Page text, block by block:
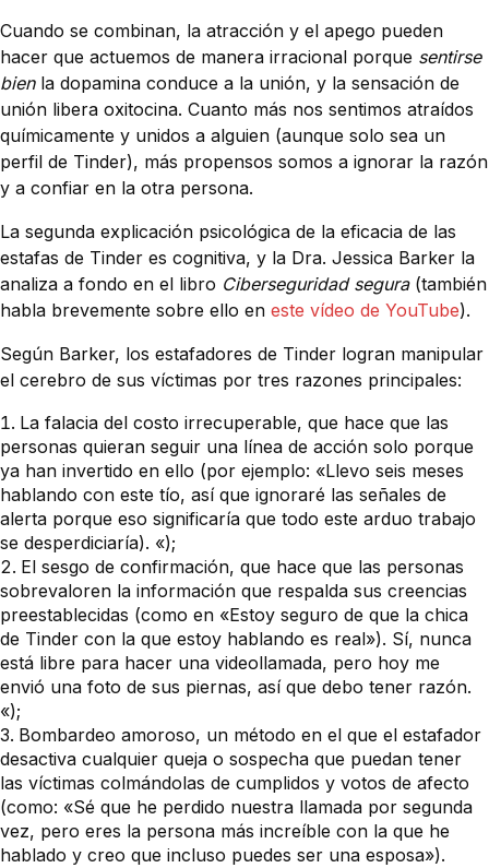
Cuando se combinan, la atracción y el apego pueden
hacer que actuemos de manera irracional porque sentirse
bienla dopamina conduce a la unión, y la sensación de
unión libera oxitocina. Cuanto más nos sentimos atraídos
químicamente y unidos a alguien (aunque solo sea un
perfil de Tinder), más propensos somos a ignorar la razón
y a confiar en la otra persona.
La segunda explicación psicológica de la eficacia de las
estafas de Tinder es cognitiva, y la Dra. Jessica Barker la
analiza a fondo en el libro Ciberseguridad segura(también
habla brevemente sobre ello en este vídeo de YouTube).
Según Barker, los estafadores de Tinder logran manipular
el cerebro de sus víctimas por tres razones principales:
La falacia del costo irrecuperable, que hace que las
personas quieran seguir una línea de acción solo porque
ya han invertido en ello (por ejemplo: «Llevo seis meses
hablando con este tío, así que ignoraré las señales de
alerta porque eso significaría que todo este arduo trabajo
se desperdiciaría). «);
El sesgo de confirmación, que hace que las personas
sobrevaloren la información que respalda sus creencias
preestablecidas (como en «Estoy seguro de que la chica
de Tinder con la que estoy hablando es real»). Sí, nunca
está libre para hacer una videollamada, pero hoy me
envió una foto de sus piernas, así que debo tener razón.
«);
Bombardeo amoroso, un método en el que el estafador
desactiva cualquier queja o sospecha que puedan tener
las víctimas colmándolas de cumplidos y votos de afecto
(como: «Sé que he perdido nuestra llamada por segunda
vez, pero eres la persona más increíble con la que he
hablado y creo que incluso puedes ser una esposa»).